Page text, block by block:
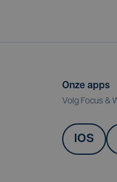
Onze apps
Volg Focus &
IOS